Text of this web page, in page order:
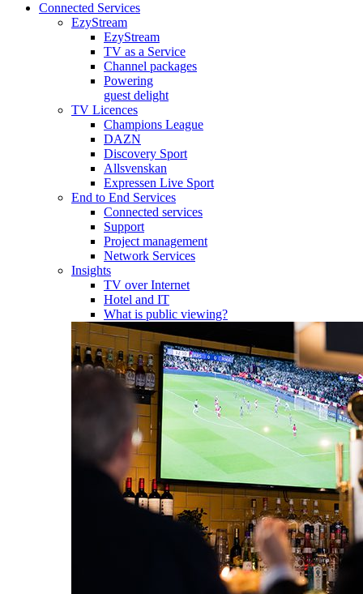
Connected Services
EzyStream
EzyStream
TV as a Service
Channel packages
Powering
guest delight
TV Licences
Champions League
DAZN
Discovery Sport
Allsvenskan
Expressen Live Sport
End to End Services
Connected services
Support
Project management
Network Services
Insights
TV over Internet
Hotel and IT
What is public viewing?